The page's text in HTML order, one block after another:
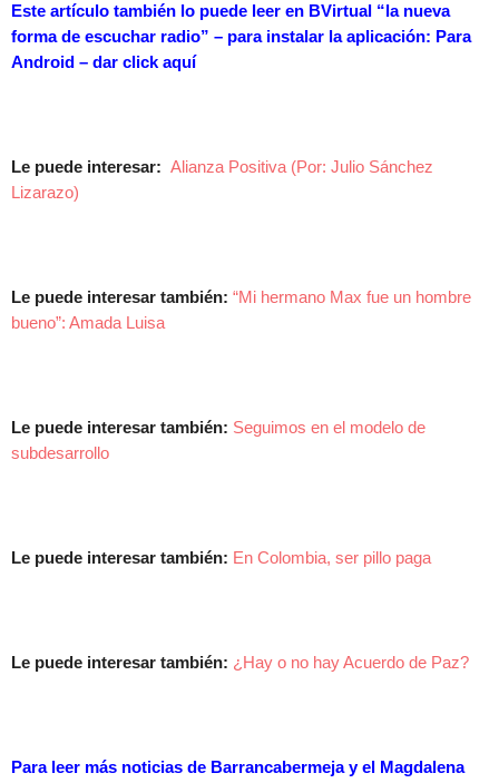
Este artículo también lo puede leer en BVirtual “la nueva
forma de escuchar radio” – para instalar la aplicación: Para
Android – dar click aquí
Le puede interesar: Alianza Positiva (Por: Julio Sánchez
Lizarazo)
Le puede interesar también: “Mi hermano Max fue un hombre
bueno”: Amada Luisa
Le puede interesar también: Seguimos en el modelo de
subdesarrollo
Le puede interesar también: En Colombia, ser pillo paga
Le puede interesar también: ¿Hay o no hay Acuerdo de Paz?
Para leer más noticias de Barrancabermeja y el Magdalena